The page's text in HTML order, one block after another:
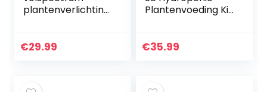
plantenverlichting,
plantenlicht,
€29.99
Plantenvoeding Kit
€35.99